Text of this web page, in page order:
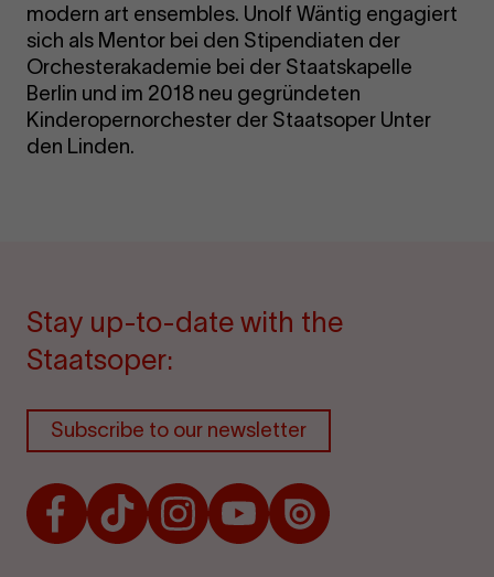
modern art ensembles. Unolf Wäntig engagiert
sich als Mentor bei den Stipendiaten der
Orchesterakademie bei der Staatskapelle
Berlin und im 2018 neu gegründeten
Kinderopernorchester der Staatsoper Unter
den Linden.
Stay up-to-date with the
Staatsoper:
Subscribe to our newsletter
FacebookTikTokInstagramYoutubeIssuu